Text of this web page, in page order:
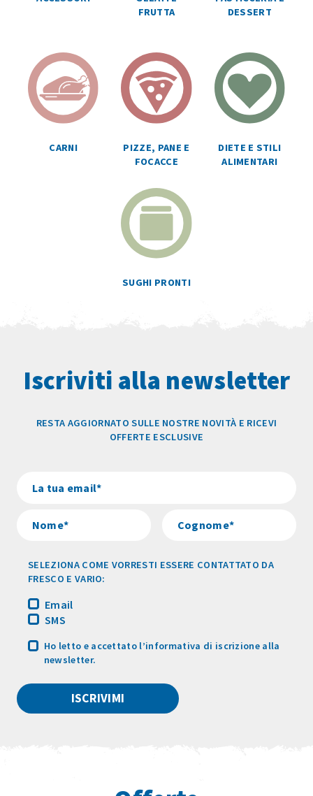
FRUTTA
DESSERT
CARNI
PIZZE, PANE E
FOCACCE
DIETE E STILI
ALIMENTARI
SUGHI PRONTI
Iscriviti alla newsletter
RESTA AGGIORNATO SULLE NOSTRE NOVITÀ E RICEVI
OFFERTE ESCLUSIVE
SELEZIONA COME VORRESTI ESSERE CONTATTATO DA
FRESCO E VARIO:
Email
SMS
Ho letto e accettato l’informativa di iscrizione alla
newsletter.